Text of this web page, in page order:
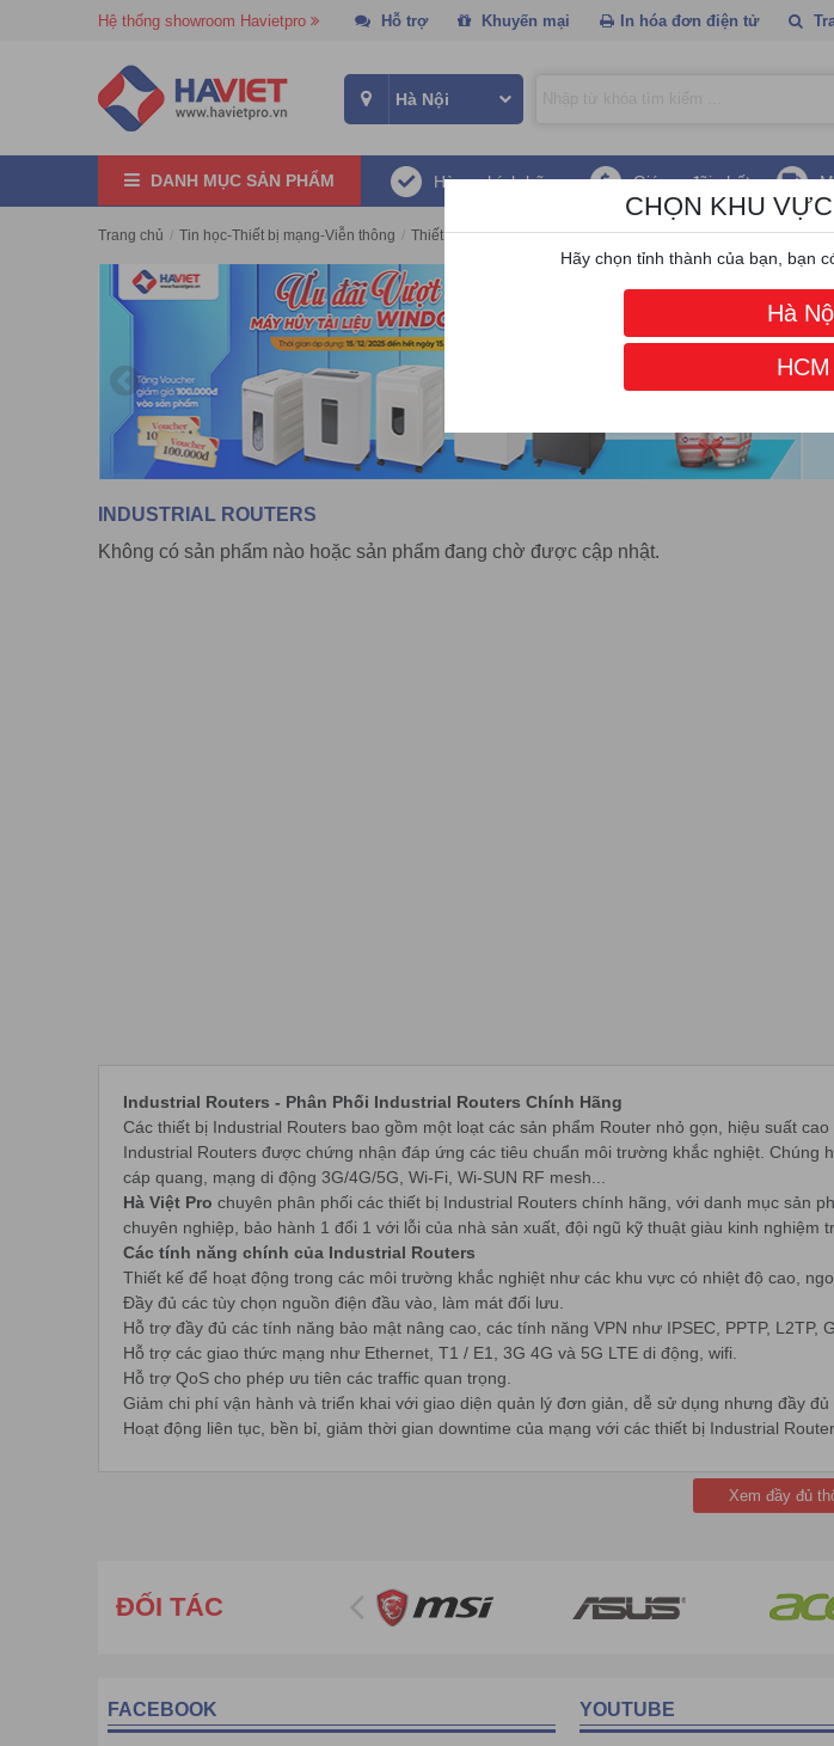
Hệ thống showroom Havietpro Hỗ trợ Khuyến mại In hóa đơn điện tử
DANH MỤC SẢN PHẨM Hàng chính hãng Giá ưu đãi nhất
Trang chủ / Tin học-Thiết bị mạng-Viễn thông / Thiết bị IoT / Industrial Routers
INDUSTRIAL ROUTERS
Không có sản phẩm nào hoặc sản phẩm đang chờ được cập nhật.
Industrial Routers - Phân Phối Industrial Routers Chính Hãng
Các thiết bị Industrial Routers bao gồm một loạt các sản phẩm Router nhỏ gọn, hiệu suất
Industrial Routers được chứng nhận đáp ứng các tiêu chuẩn môi trường khắc nghiệt. Chúng
cáp quang, mạng di động 3G/4G/5G, Wi-Fi, Wi-SUN RF mesh...
Hà Việt Pro chuyên phân phối các thiết bị Industrial Routers chính hãng, với danh mục sản
chuyên nghiệp, bảo hành 1 đổi 1 với lỗi của nhà sản xuất, đội ngũ kỹ thuật giàu kinh nghiệm
Các tính năng chính của Industrial Routers
Thiết kế để hoạt động trong các môi trường khắc nghiệt như các khu vực có nhiệt độ cao,
Đầy đủ các tùy chọn nguồn điện đầu vào, làm mát đối lưu.
Hỗ trợ đầy đủ các tính năng bảo mật nâng cao, các tính năng VPN như IPSEC, PPTP, L2TP,
Hỗ trợ các giao thức mạng như Ethernet, T1 / E1, 3G 4G và 5G LTE di động, wifi.
Hỗ trợ QoS cho phép ưu tiên các traffic quan trọng.
Giảm chi phí vận hành và triển khai với giao diện quản lý đơn giản, dễ sử dụng nhưng đầy đủ
Hoạt động liên tục, bền bỉ, giảm thời gian downtime của mạng với các thiết bị Industrial
Xem đầy đủ
ĐỐI TÁC
FACEBOOK YOUTUBE
CHỌN KHU
Hãy chọn tỉnh thành của bạn, bạn
Hà
HCM